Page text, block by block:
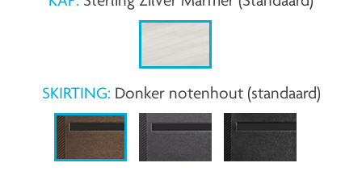
SKIRTING: Donker notenhout (standaard)